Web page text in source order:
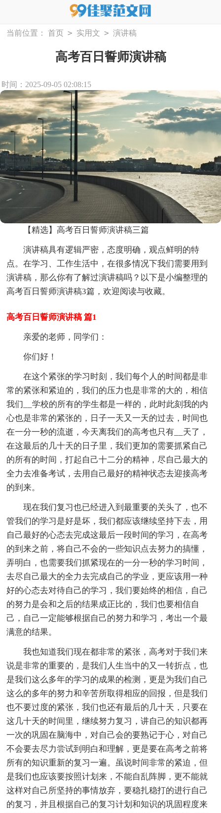
当前位置： 首页 > 实用文 > 演讲稿
高考百日誓师演讲稿
时间：2025-09-05 02:08:15
【精选】高考百日誓师演讲稿三篇
演讲稿具有逻辑严密，态度明确，观点鲜明的特
点。在学习、工作生活中，在很多情况下我们需要用到
演讲稿，那么你有了解过演讲稿吗？以下是小编整理的
高考百日誓师演讲稿3篇，欢迎阅读与收藏。
高考百日誓师演讲稿 篇1
亲爱的老师，同学们：
你们好！
在这个紧张的学习时刻，我们每个人的时间都是非
常的紧张和紧迫的，我们的压力也是非常的大的，相信
我们__学校的所有的学生都是一样的，此时此刻我的内
心也是非常的紧张的，日子一天又一天的过去，时间也
在一分一秒的流逝，今天离我们的高考也只有__天了，
在这最后的几十天的日子里，我们更加的需要抓紧自己
的所有的时间，打起自己十二分的精神，尽自己最大的
全力去准备考试，去用自己最好的精神状态去迎接高考
的到来。
现在我们复习也已经进入到最重要的关头了，也不
管我们的学习是好是坏，我们都应该继续坚持下去，用
自己最好的心态去完成这最后一段时间的学习，在高考
的到来之前，将自己不会的一些知识点去努力的搞懂，
弄明白，也需要我们抓紧现在的一分一秒的学习时间，
去尽自己最大的全力去完成自己的学业，更应该用一种
好的心态去对待自己的学习，我们要始终的相信，自己
的努力是会和之后的结果成正比的，我们也要相信自
己，自己一定能够根据自己的努力和学习，考出一个最
满意的结果。
我也知道我们现在都非常的紧张，高考对于我们来
说是非常的重要的，是我们人生当中的又一转折点，也
是我们这么多年的学习的成果的检测，更是为我们自己
这么的多年的努力和辛苦所取得相应的回报，但是我们
也不要过度的紧张，我们也还有最后的几十天，只要在
这几十天的时间里，继续努力复习，讲自己的知识都再
一次的巩固在脑海中，对自己会的要熟记于心，对自己
不会要去尽力尝试到明白和理解，更是要在高考之前将
所有的知识重新的复习一遍。虽说时间非常的紧迫，但
是我们也应该要按照计划来，不能自乱阵脚，更不能就
这样对自己所坚持的事情放弃，要稳扎稳打的进行自己
的复习，并且根据自己的复习计划和知识的巩固程度来